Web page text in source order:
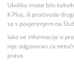
Ukoliko imate bilo
K Plus, ili proizvoda
se s povjerenjem na
Iako se informacije o
nije odgovoran za
prava.